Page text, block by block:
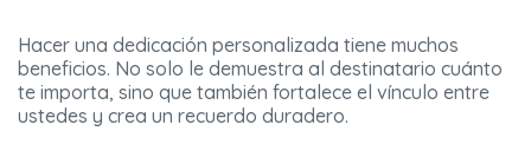
Hacer una dedicación personalizada tiene muchos
beneficios. No solo le demuestra al destinatario cuánto
te importa, sino que también fortalece el vínculo entre
ustedes y crea un recuerdo duradero.